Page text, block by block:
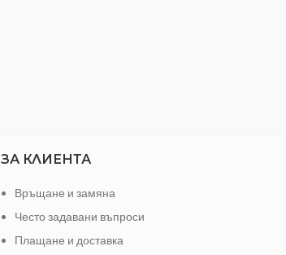
ЗА КЛИЕНТА
Връщане и замяна
Често задавани въпроси
Плащане и доставка